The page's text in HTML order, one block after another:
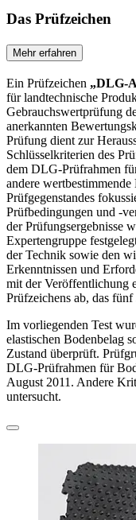
Das Prüfzeichen
Mehr erfahren
Ein Prüfzeichen „DLG-
für landtechnische
Gebrauchswertprüfung
anerkannten
Prüfung dient zur
Schlüsselkriterien des
dem DLG-Prüfrahmen
andere
Prüfgegenstandes
Prüfbedingungen und -
der Prüfungsergebnisse
Expertengruppe
der Technik sowie den
Erkenntnissen und
mit der Veröffentlichung
Prüfzeichens ab, das
Im vorliegenden Test
elastischen Bodenbelag
Zustand überprüft.
DLG-Prüfrahmen für
August 2011. Andere
untersucht.